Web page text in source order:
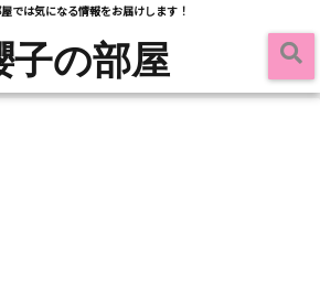
では気になる情報をお届けします！
子の部屋